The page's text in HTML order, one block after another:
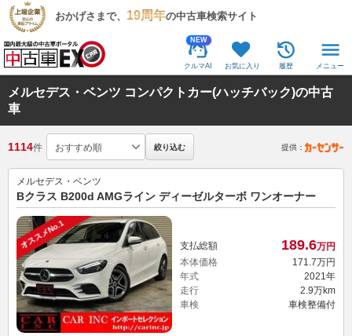
おかげさまで、 19周年の中古車検索サイト
NEW
クルマAI お気に入り 履歴 メニュー
メルセデス・ベンツ コンパクトカー(ハッチバック)の中古
車
1114件 絞り込む 提供：
メルセデス・ベンツ
Bクラス B200d AMGライン ディーゼルターボ ワンオーナー
オススメNo.1 支払総額 189.6万円
本体価格
171.7万円
年式
2021年
走行
2.9万km
車検
車検整備付